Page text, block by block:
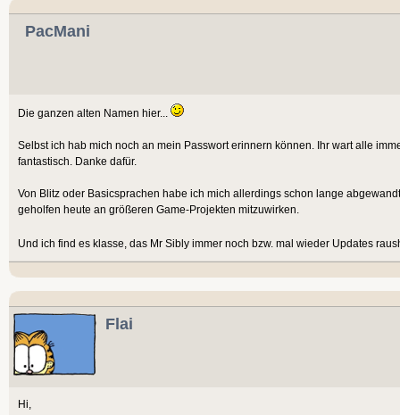
PacMani
Die ganzen alten Namen hier...
Selbst ich hab mich noch an mein Passwort erinnern können. Ihr wart alle
fantastisch. Danke dafür.
Von Blitz oder Basicsprachen habe ich mich allerdings schon lange
geholfen heute an größeren Game-Projekten mitzuwirken.
Und ich find es klasse, das Mr Sibly immer noch bzw. mal wieder Updates
Flai
Hi,